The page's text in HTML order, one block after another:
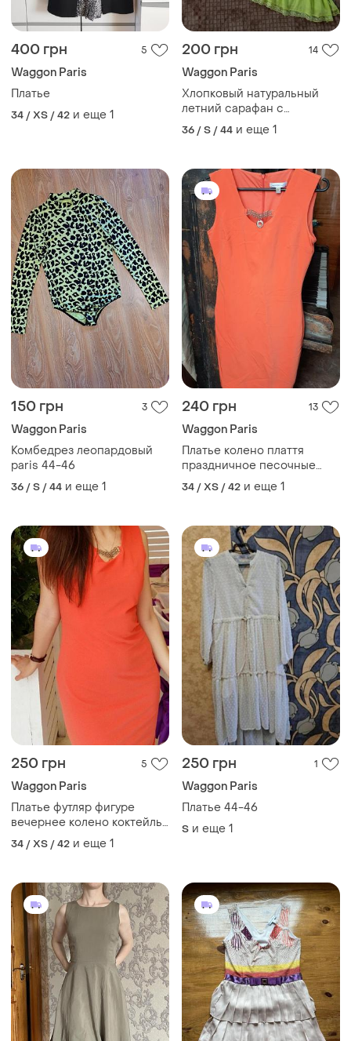
400 грн 5
Waggon Paris
Платье
34 / XS / 42 и еще 1
200 грн 14
Waggon Paris
Хлопковый натуральный
летний сарафан с
вышивкой вышитое платье
сарафан вышитый сарафан
36 / S / 44 и еще 1
150 грн 3
Waggon Paris
Комбедрез леопардовый
paris 44-46
36 / S / 44 и еще 1
240 грн 13
Waggon Paris
Платье колено плаття
праздничное песочные
часы вечернее корпоратив
миди лето разрез сзади
оранжевый коралл
34 / XS / 42 и еще 1
250 грн 5
Waggon Paris
Платье футляр фигуре
вечернее колено коктейль
вечернее праздничное
випускной платье миди
34 / XS / 42 и еще 1
250 грн 1
Waggon Paris
Платье 44-46
S и еще 1